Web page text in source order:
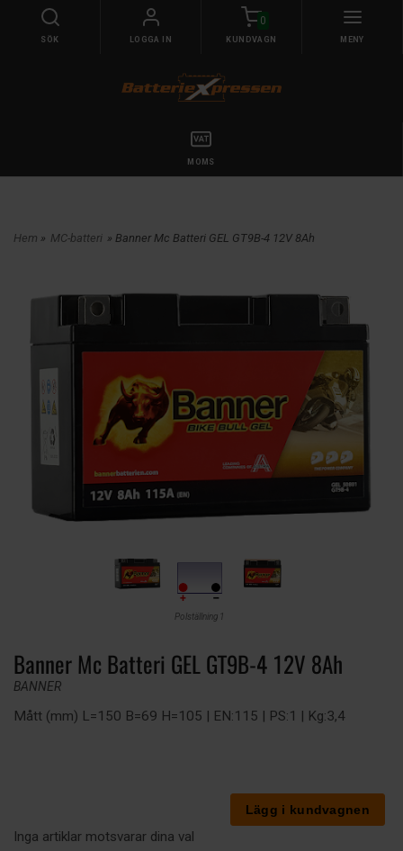
SÖK LOGGA IN
0
KUNDVAGN MENY
MOMS
Hem » MC-batteri » Banner Mc Batteri GEL GT9B-4 12V 8Ah
Polställning 1
Banner Mc Batteri GEL GT9B-4 12V 8Ah
BANNER
Mått (mm) L=150 B=69 H=105 | EN:115 | PS:1 | Kg:3,4
Inga artiklar motsvarar dina val